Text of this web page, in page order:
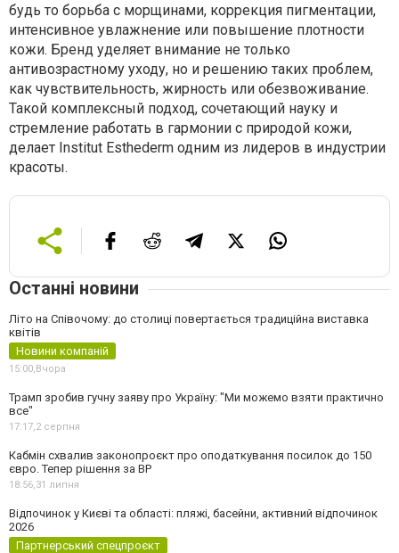
будь то борьба с морщинами, коррекция пигментации,
интенсивное увлажнение или повышение плотности
кожи. Бренд уделяет внимание не только
антивозрастному уходу, но и решению таких проблем,
как чувствительность, жирность или обезвоживание.
Такой комплексный подход, сочетающий науку и
стремление работать в гармонии с природой кожи,
делает Institut Esthederm одним из лидеров в индустрии
красоты.
Останні новини
Літо на Співочому: до столиці повертається традиційна виставка
квітів
Новини компаній
15:00,Вчора
Трамп зробив гучну заяву про Україну: "Ми можемо взяти практично
все"
17:17,2 серпня
Кабмін схвалив законопроєкт про оподаткування посилок до 150
євро. Тепер рішення за ВР
18:56,31 липня
Відпочинок у Києві та області: пляжі, басейни, активний відпочинок
2026
Партнерський спецпроєкт